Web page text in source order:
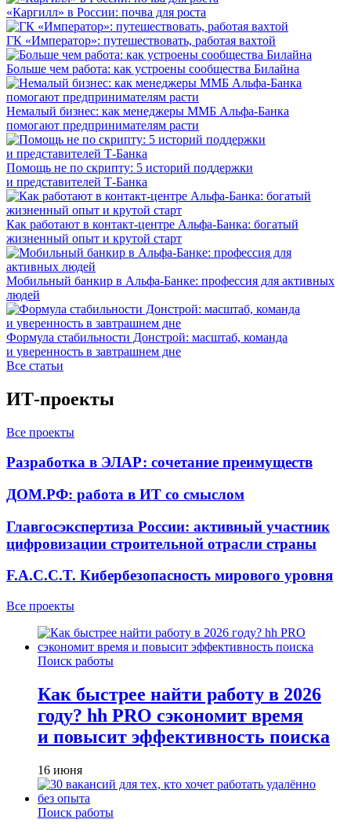
«Каргилл» в России: почва для роста
ГК «Император»: путешествовать, работая вахтой
Больше чем работа: как устроены сообщества Билайна
Немалый бизнес: как менеджеры ММБ Альфа-Банка
помогают предпринимателям расти
Помощь не по скрипту: 5 историй поддержки
и представителей Т-Банка
Как работают в контакт-центре Альфа-Банка: богатый
жизненный опыт и крутой старт
Мобильный банкир в Альфа-Банке: профессия для активных
людей
Формула стабильности Донстрой: масштаб, команда
и уверенность в завтрашнем дне
Все статьи
ИТ-проекты
Все проекты
Разработка в ЭЛАР: сочетание преимуществ
ДОМ.РФ: работа в ИТ со смыслом
Главгосэкспертиза России: активный участник
цифровизации строительной отрасли страны
F.A.C.C.T. Кибербезопасность мирового уровня
Все проекты
Поиск работы
Как быстрее найти работу в 2026
году? hh PRO сэкономит время
и повысит эффективность поиска
16 июня
Поиск работы